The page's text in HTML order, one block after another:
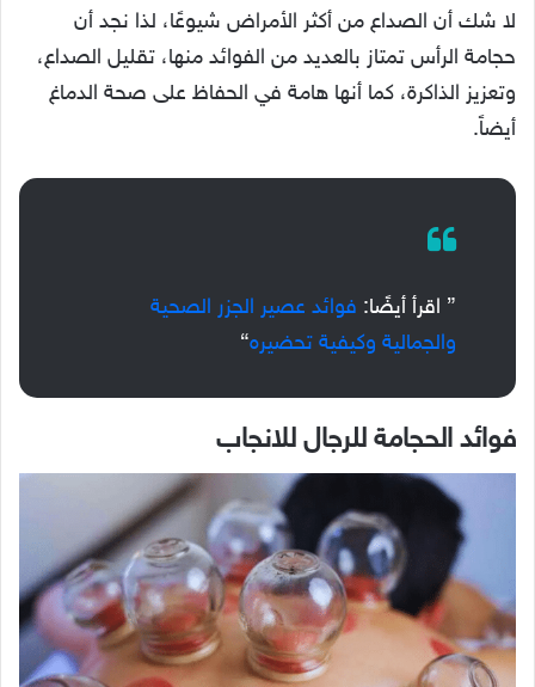
لا شك أن الصداع من أكثر الأمراض شيوعًا، لذا نجد أن
حجامة الرأس تمتاز بالعديد من الفوائد منها، تقليل الصداع،
وتعزيز الذاكرة، كما أنها هامة في الحفاظ على صحة الدماغ
أيضاً.
” اقرأ أيضًا: فوائد عصير الجزر الصحية
والجمالية وكيفية تحضيره“
فوائد الحجامة للرجال للانجاب